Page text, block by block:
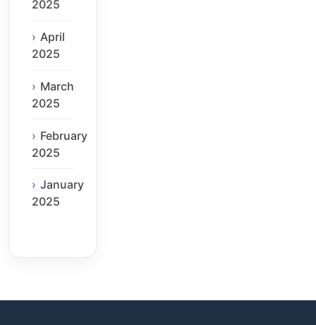
2025
April
2025
March
2025
February
2025
January
2025